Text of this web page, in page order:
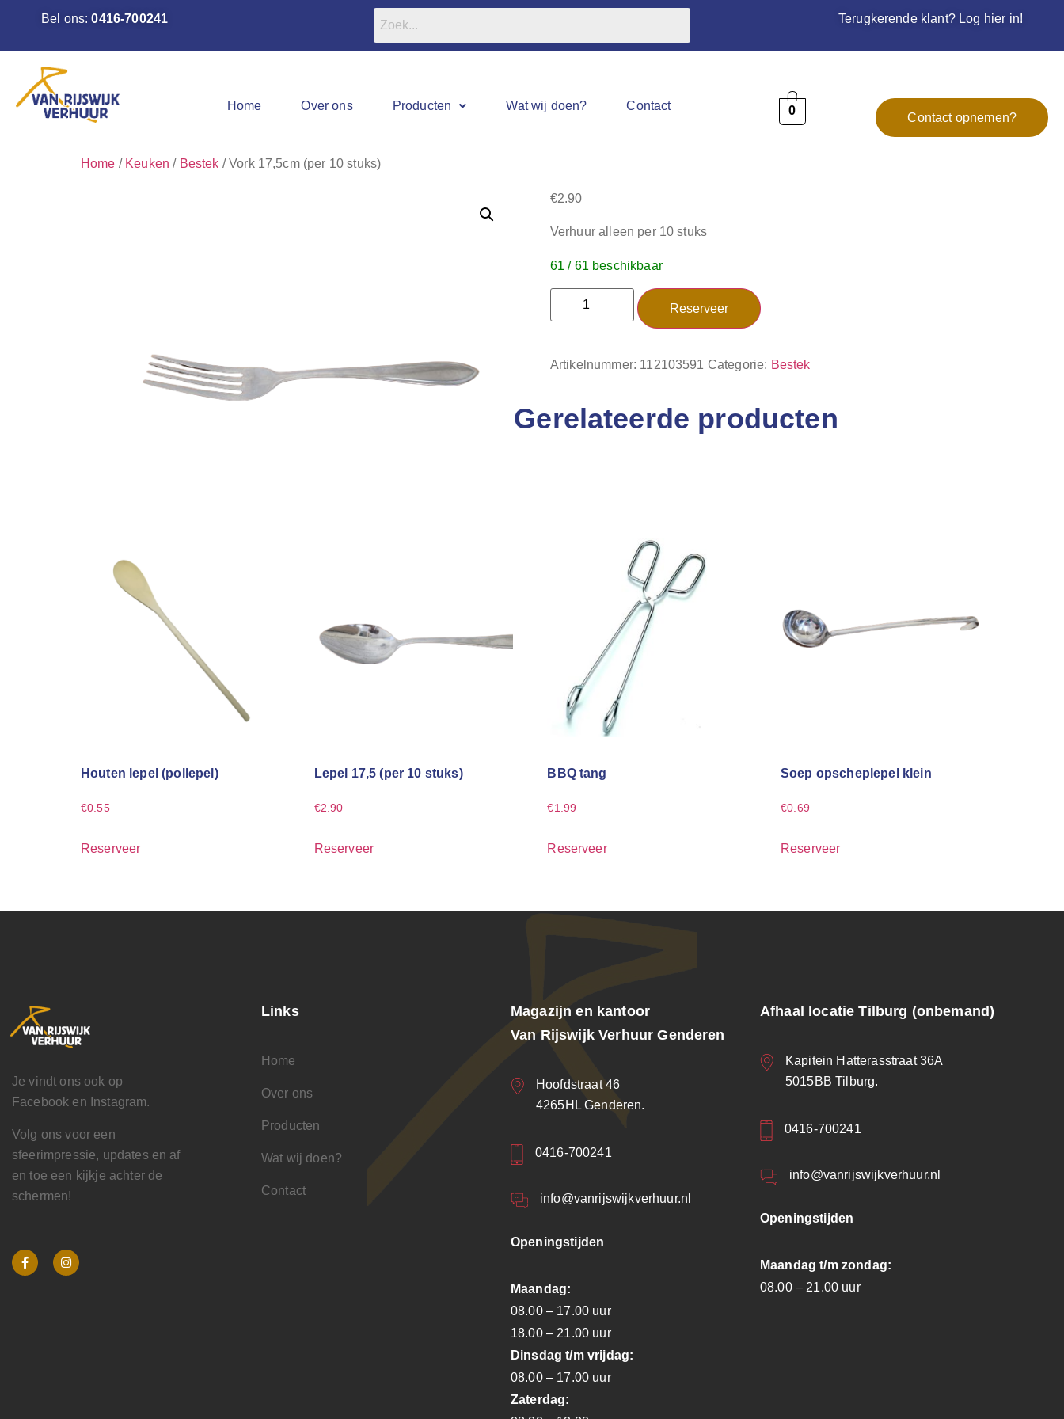
Bel ons:0416-700241 Terugkerende klant? Log hier in!
Home Over ons Producten Wat wij doen? Contact 0
Contact opnemen?
Home / Keuken / Bestek / Vork 17,5cm (per 10 stuks)
€2.90
Verhuur alleen per 10 stuks
61 / 61 beschikbaar
Reserveer
Artikelnummer: 112103591 Categorie: Bestek
Gerelateerde producten
Houten lepel (pollepel)
€0.55
Reserveer
Lepel 17,5 (per 10 stuks)
€2.90
Reserveer
BBQ tang
€1.99
Reserveer
Soep opscheplepel klein
€0.69
Reserveer
Je vindt ons ook op
Facebook en Instagram.
Volg ons voor een
sfeerimpressie, updates en af
en toe een kijkje achter de
schermen!
Links
Home
Over ons
Producten
Wat wij doen?
Contact
Magazijn en kantoor
Van Rijswijk Verhuur Genderen
Hoofdstraat 46
4265HL Genderen.
0416-700241
info@vanrijswijkverhuur.nl
Openingstijden
Maandag:
08.00 – 17.00 uur
18.00 – 21.00 uur
Dinsdag t/m vrijdag:
08.00 – 17.00 uur
Zaterdag:
Afhaal locatie Tilburg (onbemand)
Kapitein Hatterasstraat 36A
5015BB Tilburg.
0416-700241
info@vanrijswijkverhuur.nl
Openingstijden
Maandag t/m zondag:
08.00 – 21.00 uur